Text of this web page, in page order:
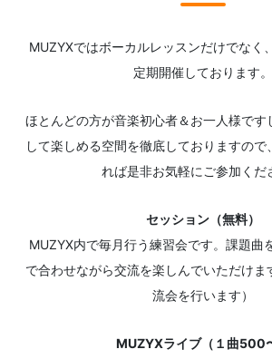
MUZYXではボーカルレッスンだけでなく
定期開催しております。
ほとんどの方が音楽初心者＆お一人様です
して楽しめる空間を徹底しておりますので
れば是非お気軽にご参加くだ
セッション（無料）
MUZYX内で毎月行う練習会です。課題曲
で合わせながら交流を楽しんでいただけま
流会を行います）
MUZYXライブ（１曲500